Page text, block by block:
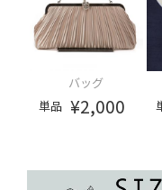
バッグ
単品 ¥2,000